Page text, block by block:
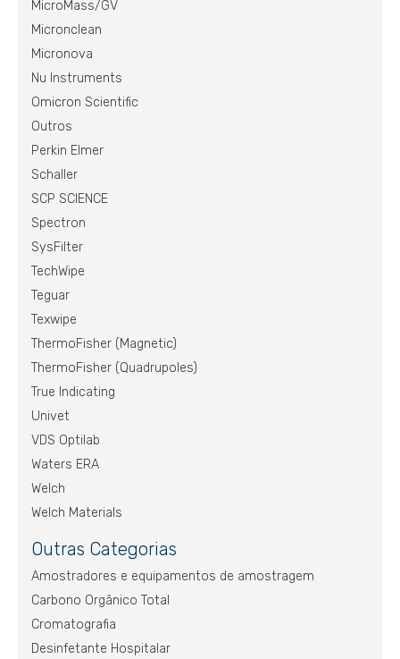
MicroMass/GV
Micronclean
Micronova
Nu Instruments
Omicron Scientific
Outros
Perkin Elmer
Schaller
SCP SCIENCE
Spectron
SysFilter
TechWipe
Teguar
Texwipe
ThermoFisher (Magnetic)
ThermoFisher (Quadrupoles)
True Indicating
Univet
VDS Optilab
Waters ERA
Welch
Welch Materials
Outras Categorias
Amostradores e equipamentos de amostragem
Carbono Orgânico Total
Cromatografia
Desinfetante Hospitalar